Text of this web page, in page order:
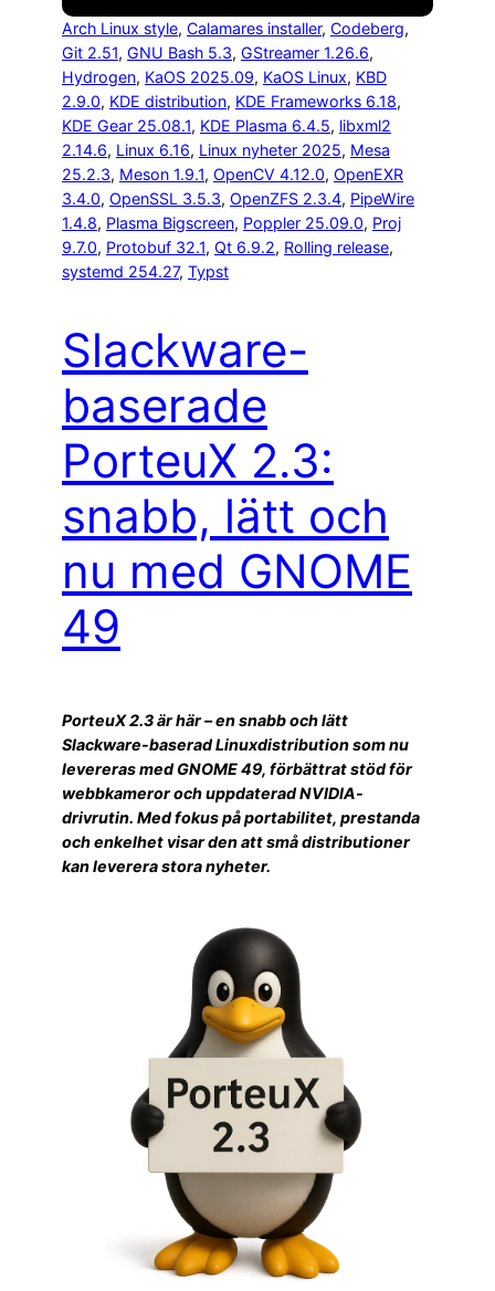
Arch Linux style, Calamares installer, Codeberg
Git 2.51, GNU Bash 5.3, GStreamer 1.26.6
Hydrogen, KaOS 2025.09, KaOS Linux, KBD
2.9.0, KDE distribution, KDE Frameworks 6.18
KDE Gear 25.08.1, KDE Plasma 6.4.5, libxml2
2.14.6, Linux 6.16, Linux nyheter 2025, Mesa
25.2.3, Meson 1.9.1, OpenCV 4.12.0, OpenEXR
3.4.0, OpenSSL 3.5.3, OpenZFS 2.3.4, PipeWire
1.4.8, Plasma Bigscreen, Poppler 25.09.0, Proj
9.7.0, Protobuf 32.1, Qt 6.9.2, Rolling release
systemd 254.27, Typst
Slackware-
baserade
PorteuX 2.3:
snabb, lätt och
nu med GNOME
49
PorteuX 2.3 är här – en snabb och lätt
Slackware-baserad Linuxdistribution som nu
levereras med GNOME 49, förbättrat stöd för
webbkameror och uppdaterad NVIDIA-
drivrutin. Med fokus på portabilitet, prestanda
och enkelhet visar den att små distributioner
kan leverera stora nyheter.